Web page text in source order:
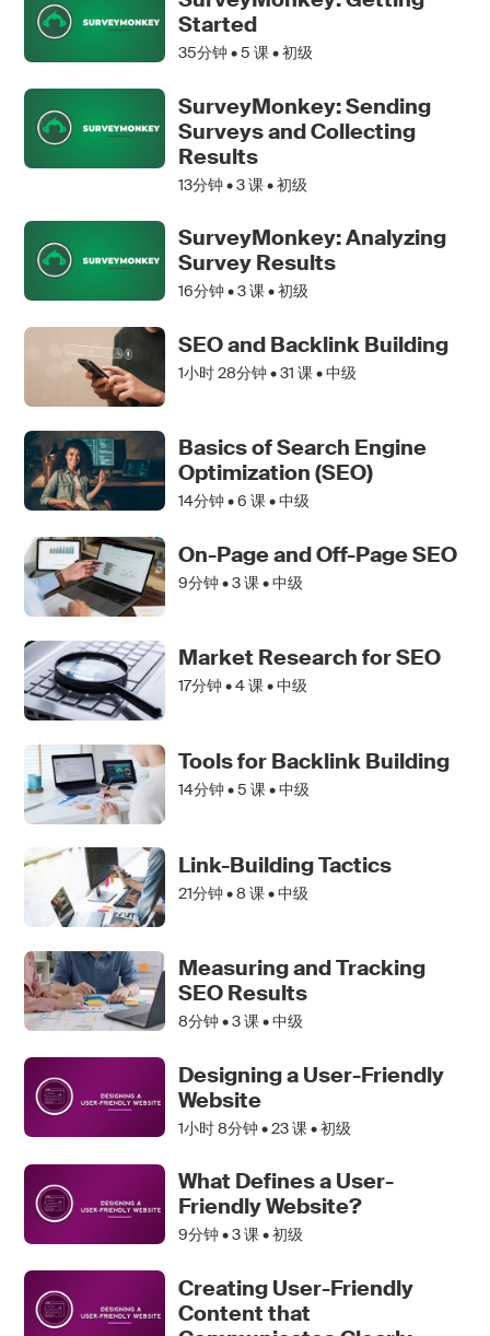
Started
35分钟 •5 课 • 初级
SurveyMonkey: Sending
Surveys and Collecting
Results
13分钟 •3课 • 初级
SurveyMonkey: Analyzing
Survey Results
16分钟 •3课 • 初级
SEO and Backlink Building
1小时 28分钟 •31 课 • 中级
Basics of Search Engine
Optimization (SEO)
14分钟 •6 课 • 中级
On-Page and Off-Page SEO
9分钟 •3课 • 中级
Market Research for SEO
17分钟 •4课 • 中级
Tools for Backlink Building
14分钟 •5 课 • 中级
Link-Building Tactics
21分钟 •8 课 • 中级
Measuring and Tracking
SEO Results
8分钟 •3课 • 中级
Designing a User-Friendly
Website
1小时 8分钟 •23课 • 初级
What Defines a User-
Friendly Website?
9分钟 •3课 • 初级
Creating User-Friendly
Content that